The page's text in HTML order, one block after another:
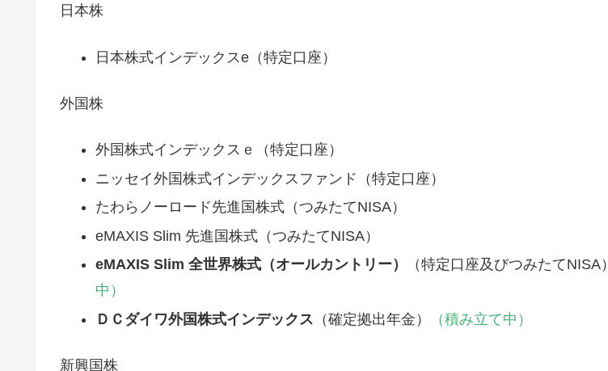
日本株
日本株式インデックスe（特定口座）
外国株
外国株式インデックスｅ（特定口座）
ニッセイ外国株式インデックスファンド（特定口座）
たわらノーロード先進国株式（つみたてNISA）
eMAXIS Slim 先進国株式（つみたてNISA）
eMAXIS Slim 全世界株式（オールカントリー）
（特定口座及びつみたてNISA）
中）
ＤＣダイワ外国株式インデックス （確定拠出年金） （積み立て中）
新興国株